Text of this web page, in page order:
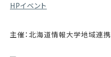
HPイベント
主催：北海道情報大学地域連